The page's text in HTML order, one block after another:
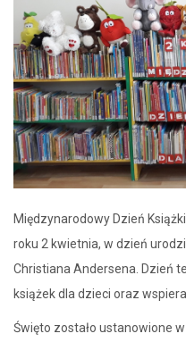
Międzynarodowy Dzień
roku 2 kwietnia, w dzień
Christiana Andersena. Dzień
książek dla dzieci oraz
Święto zostało ustanowione